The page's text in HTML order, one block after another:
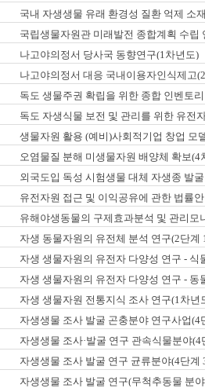
국내 자생생물 유래 환경성 질환 억제 소
국립생물자원관 미래발전 종합계획 수립
나고야의정서 당사국 동향연구(1차년도)
나고야의정서 대응 국내이용자인식제고
독도 생물주권 확립을 위한 종합 인벤토
독도 자생식물 보전 및 관리를 위한 유전
생물자원 활용 (예비)사회적기업 창업 모
오염물질 분해 미생물자원 배양체 확보(4
외국도입 독성 시험생물 대체 자생종 발
유전자원 접근 및 이익공유에 관한 법률
유해야생동물의 구제효과분석 및 관리모
자생 동물자원의 유전체 분석 연구(2단계
자생 생물자원의 유전자 다양성 연구 - 식
자생 생물자원의 유전자 다양성 연구 - 동
자생 생물자원 전통지식 조사 연구(1차년
자생생물 조사 발굴 곤충분야 연구사업(4
자생생물 조사·발굴 연구 관속식물분야(4
자생생물 조사 발굴 연구 균류분야(4단계
자생생물 조사 발굴 연구(무척추동물 분